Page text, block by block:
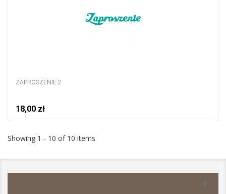
ZAPROSZENIE 2
18,00 zł
Showing 1 - 10 of 10 items